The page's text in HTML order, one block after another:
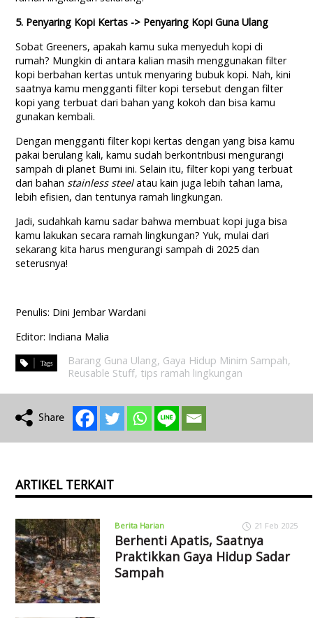
5. Penyaring Kopi Kertas -> Penyaring Kopi Guna Ulang
Sobat Greeners, apakah kamu suka menyeduh kopi di
rumah? Mungkin di antara kalian masih menggunakan filter
kopi berbahan kertas untuk menyaring bubuk kopi. Nah, kini
saatnya kamu mengganti filter kopi tersebut dengan filter
kopi yang terbuat dari bahan yang kokoh dan bisa kamu
gunakan kembali.
Dengan mengganti filter kopi kertas dengan yang bisa kamu
pakai berulang kali, kamu sudah berkontribusi mengurangi
sampah di planet Bumi ini. Selain itu, filter kopi yang terbuat
dari bahan stainless steelatau kain juga lebih tahan lama,
lebih efisien, dan tentunya ramah lingkungan.
Jadi, sudahkah kamu sadar bahwa membuat kopi juga bisa
kamu lakukan secara ramah lingkungan? Yuk, mulai dari
sekarang kita harus mengurangi sampah di 2025 dan
seterusnya!
Penulis: Dini Jembar Wardani
Editor: Indiana Malia
Barang Guna Ulang, Gaya Hidup Minim Sampah,
Reusable Stuff, tips ramah lingkungan
ARTIKEL TERKAIT
Berita Harian 21 Feb 2025
Berhenti Apatis, Saatnya
Praktikkan Gaya Hidup Sadar
Sampah